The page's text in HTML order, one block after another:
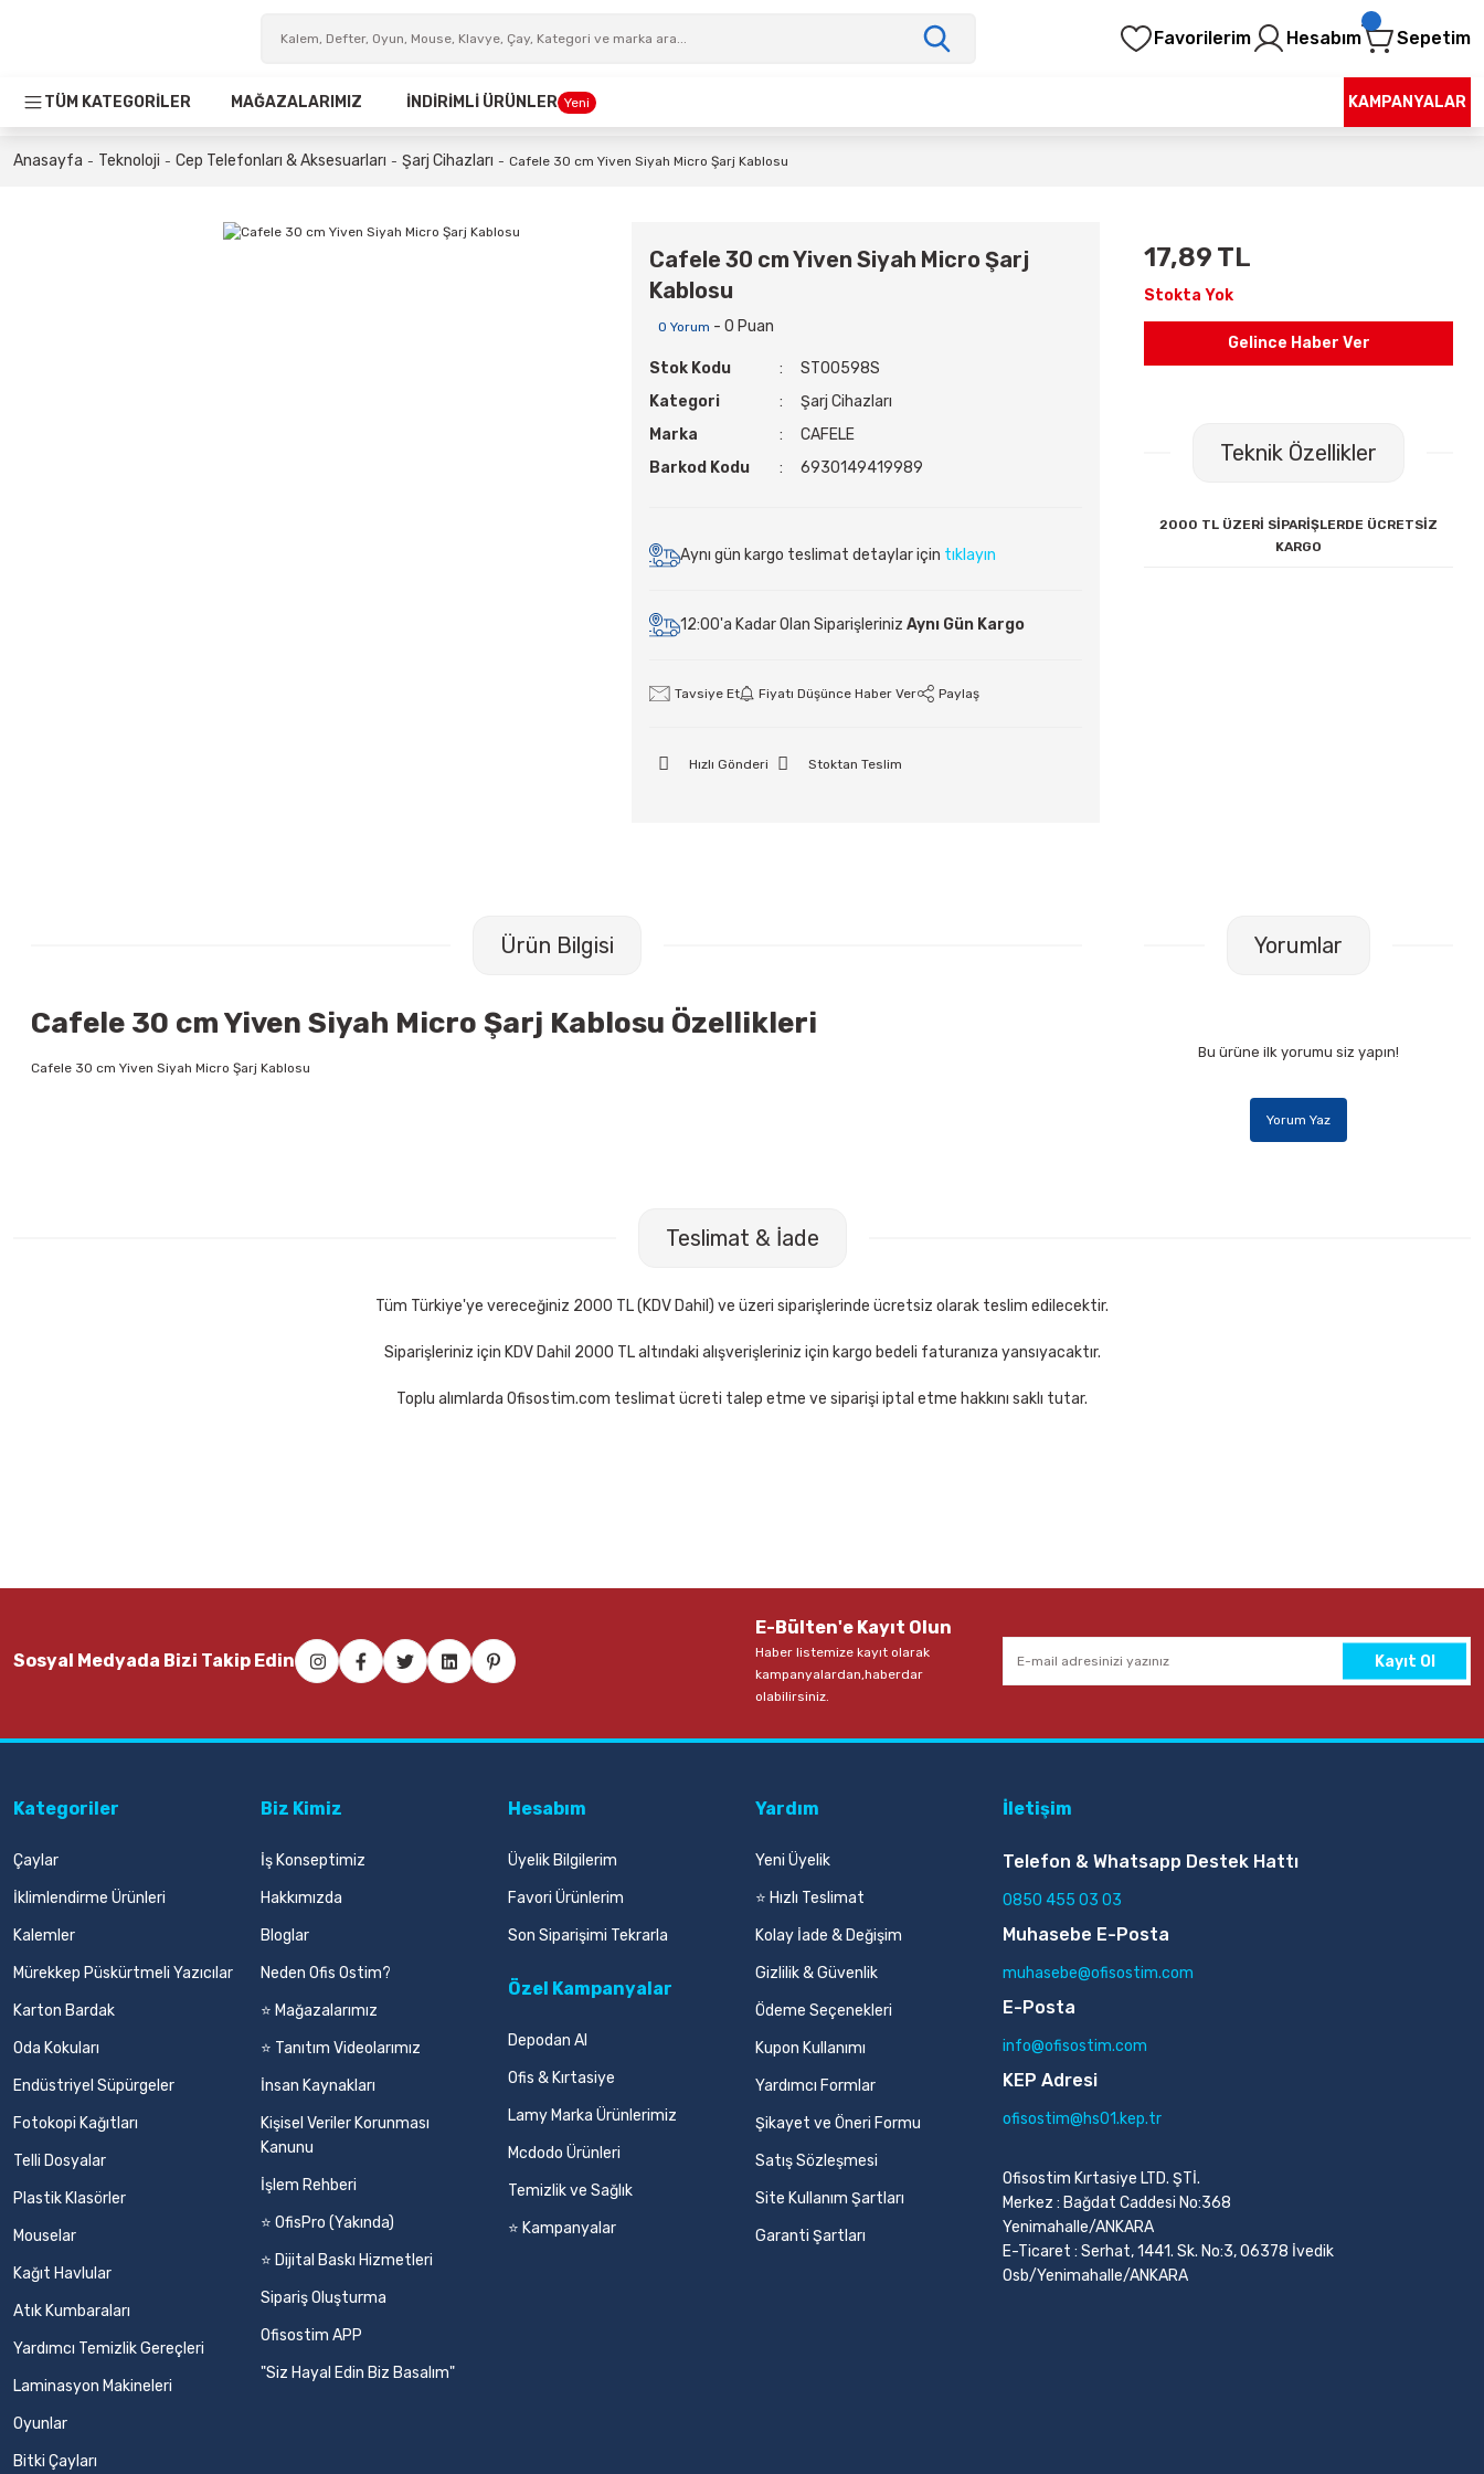
Favorilerim Hesabım Sepetim
TÜM KATEGORİLER MAĞAZALARIMIZ İNDİRİMLİ ÜRÜNLER Yeni KAMPANYALAR
Anasayfa Teknoloji Cep Telefonları & Aksesuarları Şarj Cihazları Cafele 30 cm Yiven Siyah Micro Şarj Kablosu
Cafele 30 cm Yiven Siyah Micro Şarj
Kablosu
0 Yorum - 0 Puan
Stok Kodu
ST00598S
Kategori
Şarj Cihazları
Marka
CAFELE
Barkod Kodu
6930149419989
Aynı gün kargo teslimat detaylar için tıklayın
12:00'a Kadar Olan Siparişleriniz Aynı Gün Kargo
Tavsiye Et Fiyatı Düşünce Haber Ver Paylaş
Hızlı Gönderi Stoktan Teslim
17,89 TL
Stokta Yok
Gelince Haber Ver
Teknik Özellikler
2000 TL ÜZERİ SİPARİŞLERDE ÜCRETSİZ
KARGO
Ürün Bilgisi
Cafele 30 cm Yiven Siyah Micro Şarj Kablosu Özellikleri
Cafele 30 cm Yiven Siyah Micro Şarj Kablosu
Yorumlar
Bu ürüne ilk yorumu siz yapın!
Yorum Yaz
Teslimat & İade
Tüm Türkiye'ye vereceğiniz 2000 TL (KDV Dahil) ve üzeri siparişlerinde ücretsiz olarak teslim edilecektir.
Siparişleriniz için KDV Dahil 2000 TL altındaki alışverişleriniz için kargo bedeli faturanıza yansıyacaktır.
Toplu alımlarda Ofisostim.com teslimat ücreti talep etme ve siparişi iptal etme hakkını saklı tutar.
Sosyal Medyada Bizi Takip Edin
E-Bülten'e Kayıt Olun
Haber listemize kayıt olarak
kampanyalardan,haberdar
olabilirsiniz.
Kayıt Ol
Kategoriler
Çaylar
İklimlendirme Ürünleri
Kalemler
Mürekkep Püskürtmeli Yazıcılar
Karton Bardak
Oda Kokuları
Endüstriyel Süpürgeler
Fotokopi Kağıtları
Telli Dosyalar
Plastik Klasörler
Mouselar
Kağıt Havlular
Atık Kumbaraları
Yardımcı Temizlik Gereçleri
Laminasyon Makineleri
Oyunlar
Bitki Çayları
Biz Kimiz
İş Konseptimiz
Hakkımızda
Bloglar
Neden Ofis Ostim?
⭐ Mağazalarımız
⭐ Tanıtım Videolarımız
İnsan Kaynakları
Kişisel Veriler Korunması
Kanunu
İşlem Rehberi
⭐ OfisPro (Yakında)
⭐ Dijital Baskı Hizmetleri
Sipariş Oluşturma
Ofisostim APP
"Siz Hayal Edin Biz Basalım"
Hesabım
Üyelik Bilgilerim
Favori Ürünlerim
Son Siparişimi Tekrarla
Özel Kampanyalar
Depodan Al
Ofis & Kırtasiye
Lamy Marka Ürünlerimiz
Mcdodo Ürünleri
Temizlik ve Sağlık
⭐ Kampanyalar
Yardım
Yeni Üyelik
⭐ Hızlı Teslimat
Kolay İade & Değişim
Gizlilik & Güvenlik
Ödeme Seçenekleri
Kupon Kullanımı
Yardımcı Formlar
Şikayet ve Öneri Formu
Satış Sözleşmesi
Site Kullanım Şartları
Garanti Şartları
İletişim
Telefon & Whatsapp Destek Hattı
0850 455 03 03
Muhasebe E-Posta
muhasebe@ofisostim.com
E-Posta
info@ofisostim.com
KEP Adresi
ofisostim@hs01.kep.tr
Ofisostim Kırtasiye LTD. ŞTİ.
Merkez : Bağdat Caddesi No:368
Yenimahalle/ANKARA
E-Ticaret : Serhat, 1441. Sk. No:3, 06378 İvedik
Osb/Yenimahalle/ANKARA